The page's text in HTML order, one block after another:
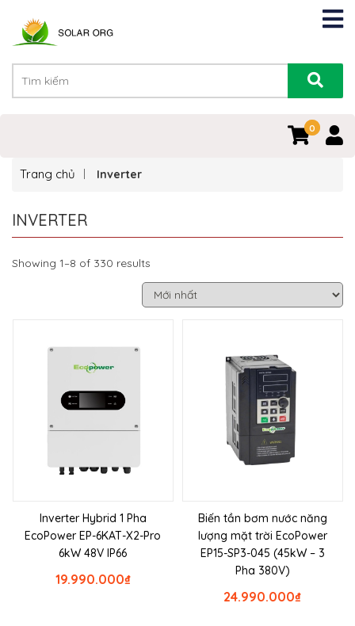
0
0
Trang chủ Inverter
INVERTER
Showing 1–8 of 330 results
Inverter Hybrid 1 Pha
EcoPower EP-6KAT-X2-Pro
6kW 48V IP66
₫
19.990.000
Biến tần bơm nước năng
lượng mặt trời EcoPower
EP15-SP3-045 (45kW – 3
Pha 380V)
₫
24.990.000